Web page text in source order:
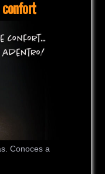
confort
Conoces a